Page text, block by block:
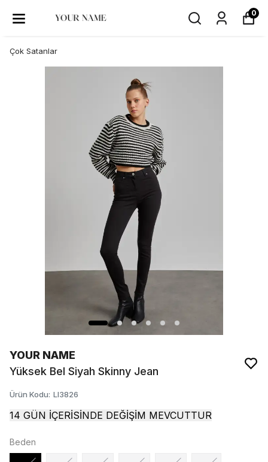
0
Çok Satanlar
YOUR NAME
Yüksek Bel Siyah Skinny Jean
Ürün Kodu: Ll3826
14 GÜN İÇERİSİNDE DEĞİŞİM MEVCUTTUR
Beden